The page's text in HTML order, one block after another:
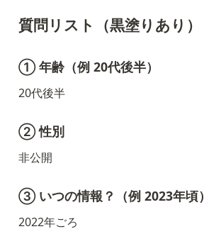
質問リスト（黒塗りあり）
① 年齢（例 20代後半）
20代後半
② 性別
非公開
③ いつの情報？（例 2023年頃）
2022年ごろ